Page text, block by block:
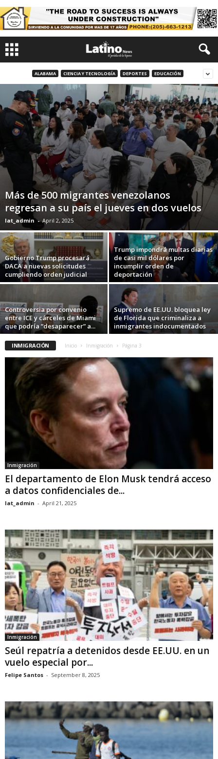
ALABAMA CIENCIA Y TECNOLOGÍA DEPORTES EDUCACIÓN
Más de 500 migrantes venezolanos
regresan a su país el jueves en dos vuelos
lat_admin - April 2, 2025
Gobierno Trump procesará
DACA a nuevas solicitudes
cumpliendo orden judicial
Trump impondrá multas diarias
de casi mil dólares por
incumplir orden de
deportación
Controversia por convenio
entre ICE y cárceles de Miami
que podría “desaparecer” a...
Supremo de EE.UU. bloquea ley
de Florida que criminaliza a
inmigrantes indocumentados
INMIGRACIÓN Inicio Inmigración Página 3
Inmigración
El departamento de Elon Musk tendrá acceso
a datos confidenciales de...
lat_admin - April 21, 2025
Inmigración
Seúl repatría a detenidos desde EE.UU. en un
vuelo especial por...
Felipe Santos - September 8, 2025